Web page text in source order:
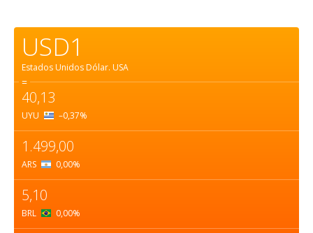
USD1
Estados Unidos Dólar. USA
=
40,13
UYU –0,37%
1.499,00
ARS 0,00%
5,10
BRL 0,00%